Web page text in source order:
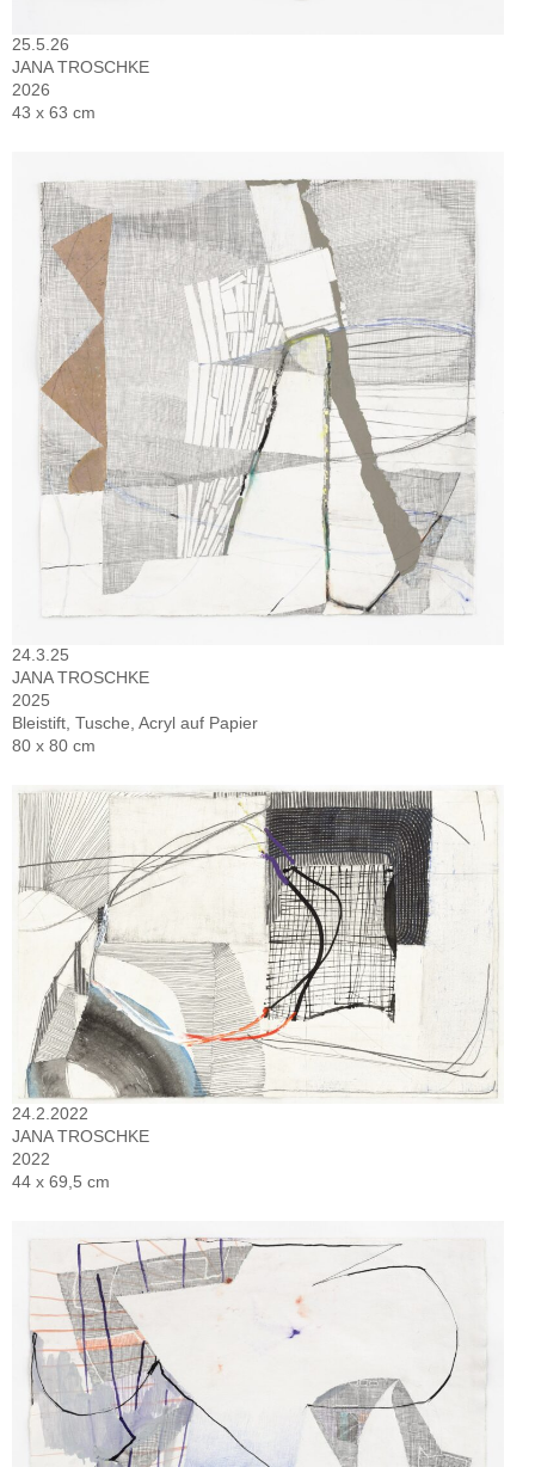
25.5.26
JANA TROSCHKE
2026
43 x 63 cm
24.3.25
JANA TROSCHKE
2025
Bleistift, Tusche, Acryl auf Papier
80 x 80 cm
24.2.2022
JANA TROSCHKE
2022
44 x 69,5 cm